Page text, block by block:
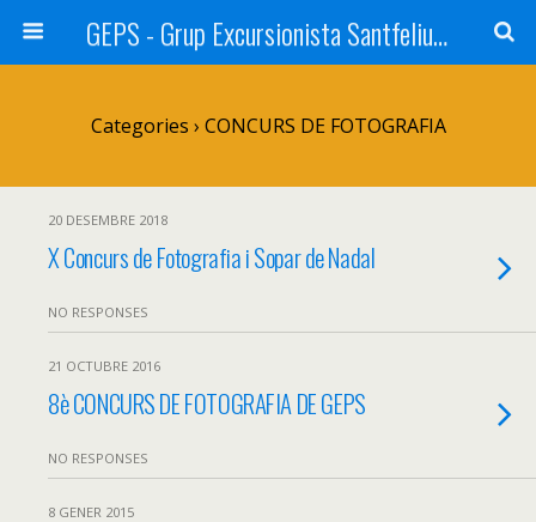
GEPS - Grup Excursionista Santfeliuenc
Categories › CONCURS DE FOTOGRAFIA
20 DESEMBRE 2018
X Concurs de Fotografia i Sopar de Nadal
NO RESPONSES
21 OCTUBRE 2016
8è CONCURS DE FOTOGRAFIA DE GEPS
NO RESPONSES
8 GENER 2015